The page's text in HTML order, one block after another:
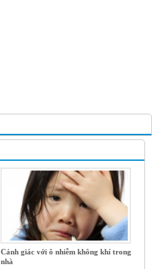
Cảnh giác với ô nhiễm không khí trong
nhà